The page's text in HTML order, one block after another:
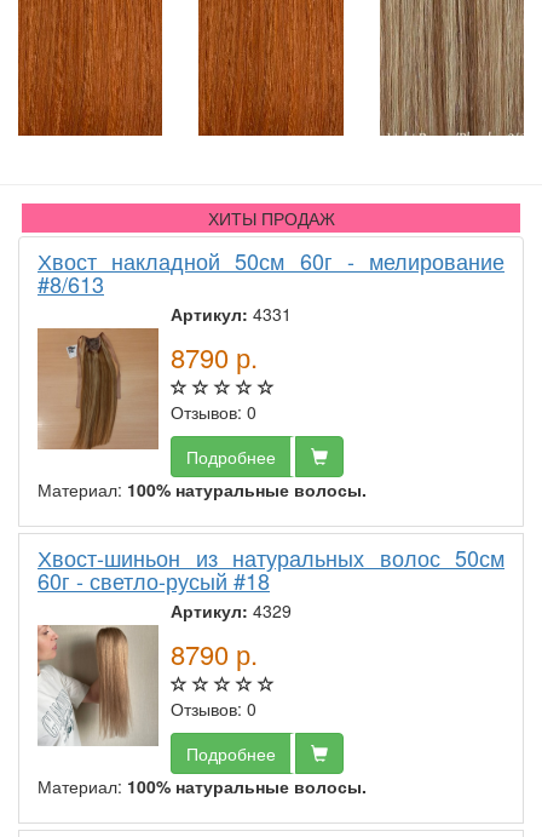
ХИТЫ ПРОДАЖ
Хвост накладной 50см 60г - мелирование
#8/613
Артикул: 4331
8790 р.
Отзывов: 0
Подробнее
Материал: 100% натуральные волосы.
Хвост-шиньон из натуральных волос 50см
60г - светло-русый #18
Артикул: 4329
8790 р.
Отзывов: 0
Подробнее
Материал: 100% натуральные волосы.